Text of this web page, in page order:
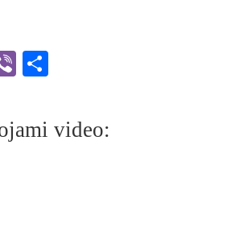
Viber
video: